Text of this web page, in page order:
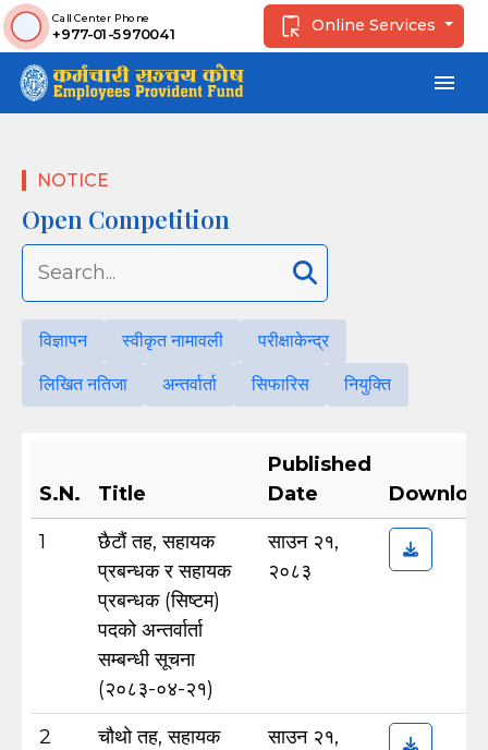
Call Center Phone
+977-01-5970041 Online Services
menu
NOTICE
Open Competition
विज्ञापन स्वीकृत नामावली परीक्षाकेन्द्र
लिखित नतिजा अन्तर्वार्ता सिफारिस नियुक्ति
S.N. Title
Published
Date
1
छैटौं तह, सहायक
प्रबन्धक र सहायक
प्रबन्धक (सिष्टम)
पदको अन्तर्वार्ता
सम्बन्धी सूचना
(२०८३-०४-२१)
साउन २१,
२०८३
2
चौथो तह, सहायक
साउन २१,